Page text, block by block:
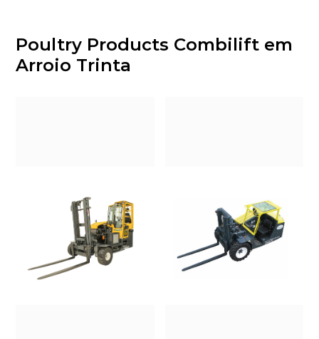
Poultry Products Combilift em
Arroio Trinta